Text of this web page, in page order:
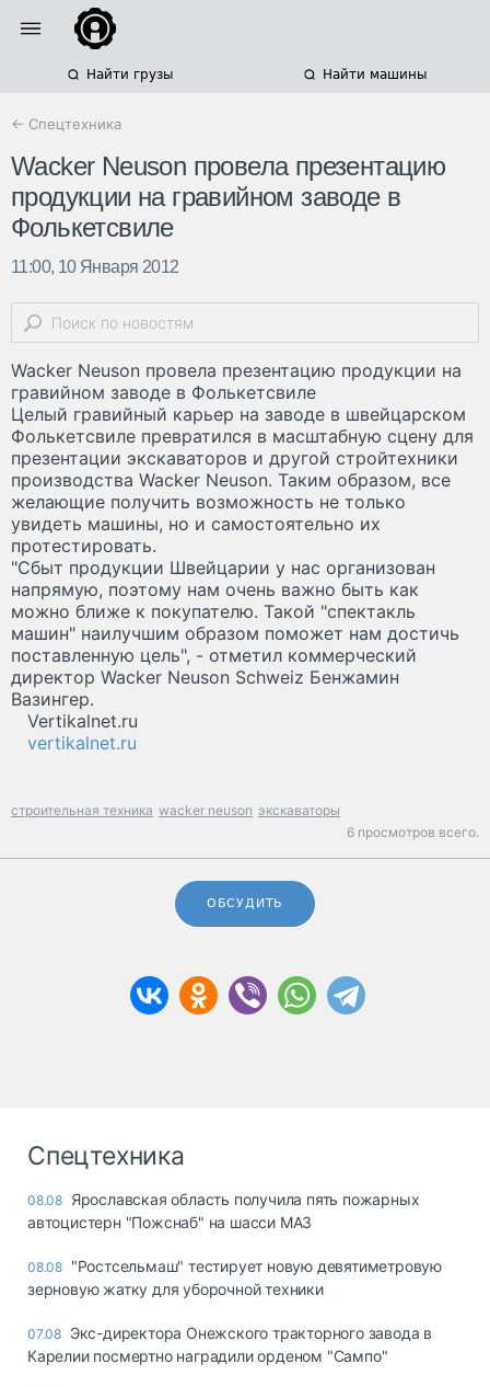
Найти грузы Найти машины
← Спецтехника
Wacker Neuson провела презентацию
продукции на гравийном заводе в
Фолькетсвиле
11:00, 10 Января 2012
Wacker Neuson провела презентацию продукции на
гравийном заводе в Фолькетсвиле
Целый гравийный карьер на заводе в швейцарском
Фолькетсвиле превратился в масштабную сцену для
презентации экскаваторов и другой стройтехники
производства Wacker Neuson. Таким образом, все
желающие получить возможность не только
увидеть машины, но и самостоятельно их
протестировать.
"Сбыт продукции Швейцарии у нас организован
напрямую, поэтому нам очень важно быть как
можно ближе к покупателю. Такой "спектакль
машин" наилучшим образом поможет нам достичь
поставленную цель", - отметил коммерческий
директор Wacker Neuson Schweiz Бенжамин
Вазингер.
Vertikalnet.ru
vertikalnet.ru
строительная техника wacker neuson экскаваторы
6 просмотров всего.
ОБСУДИТЬ
Спецтехника
08.08 Ярославская область получила пять пожарных
автоцистерн "Пожснаб" на шасси МАЗ
08.08 "Ростсельмаш" тестирует новую девятиметровую
зерновую жатку для уборочной техники
07.08 Экс-директора Онежского тракторного завода в
Карелии посмертно наградили орденом "Сампо"